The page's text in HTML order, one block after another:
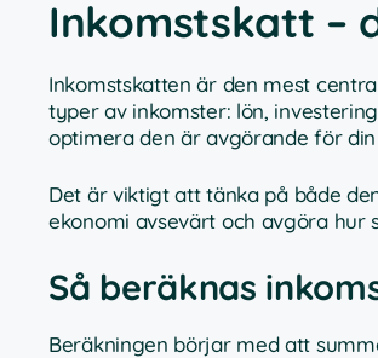
Inkomstskatt –
Inkomstskatten är den mest
typer av inkomster: lön,
optimera den är avgörande för
Det är viktigt att tänka på både
ekonomi avsevärt och avgöra hur
Så beräknas
Beräkningen börjar med att